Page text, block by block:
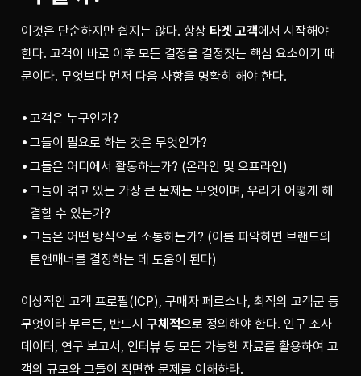
이것은 단순하지만 쉽지는 않다. 항상 타겟 고객에서 시작해야
한다. 고객이 바로 이후 모든 결정을 결정짓는 핵심 요소이기 때
문이다. 무엇보다 먼저 다음 사항을 명확히 해야 한다.
고객은 누구인가?
그들이 필요로 하는 것은 무엇인가?
그들은 어디에서 활동하는가? (온라인 및 오프라인)
그들이 겪고 있는 가장 큰 문제는 무엇이며, 우리가 어떻게 해
결할 수 있는가?
그들은 어떤 방식으로 소통하는가? (이를 파악하면 브랜드의
톤앤매너를 결정하는 데 도움이 된다)
이상적인 고객 프로필(ICP), 구매자 페르소나, 최적의 고객군 등
무엇이라 부르든, 반드시 구체적으로 정의해야 한다. 인구 조사
데이터, 연구 보고서, 인터뷰 등 모든 가능한 자료를 활용하여 고
객의 규모와 그들이 직면한 문제를 이해하라.